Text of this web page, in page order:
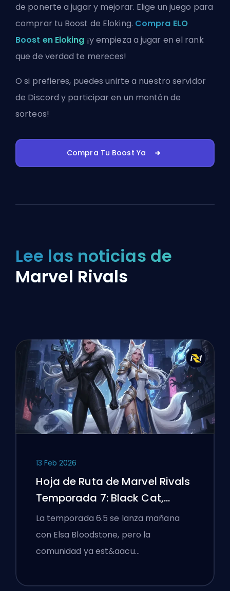
de ponerte a jugar y mejorar. Elige un juego para
comprar tu Boost de Eloking. Compra ELO
Boost en Eloking ¡y empieza a jugar en el rank
que de verdad te mereces!
O si prefieres, puedesunirte a nuestro servidor
de Discord y participar en un montón de
sorteos!
Compra Tu Boost Ya
Lee las noticias de
Marvel Rivals
13 Feb 2026
Hoja de Ruta de Marvel Rivals
Temporada 7: Black Cat,
White Fox y el Evento Monsters
Take Manhattan
La temporada 6.5 se lanza mañana
con Elsa Bloodstone, pero la
comunidad ya est&aacu…